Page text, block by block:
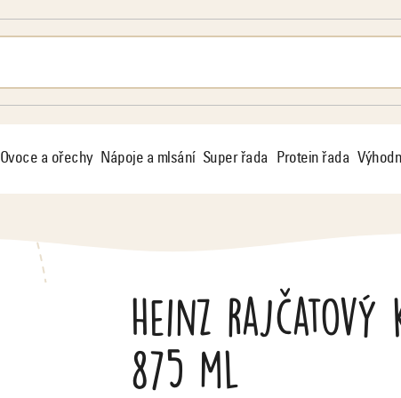
Ovoce a ořechy Nápoje a mlsání Super řada Protein řada
Heinz rajčatový
875 ml